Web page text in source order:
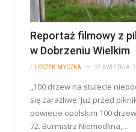
Reportaż filmowy z
w Dobrzeniu Wielkim
/ LESZEK MYCZKA 22 KWIETNIA
„100 drzew na stulecie
się zaraźliwe. Już przed
powiecie opolskim 100
72. Burmistrz Niemodlina,…